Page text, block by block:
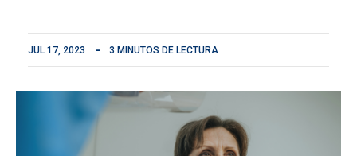
JUL 17, 2023 3 MINUTOS DE LECTURA